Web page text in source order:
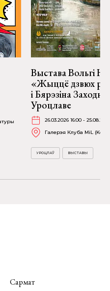
Выстава Вольгі
«Жыццё дзвюх
і Бярэзіна
Уроцлаве
26.03.2026 16:00 -
Галерэя Клуба MiL
УРОЦЛАЎ ВЫСТАВЫ
Сармат